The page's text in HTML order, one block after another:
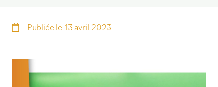
Publiée le 13 avril 2023